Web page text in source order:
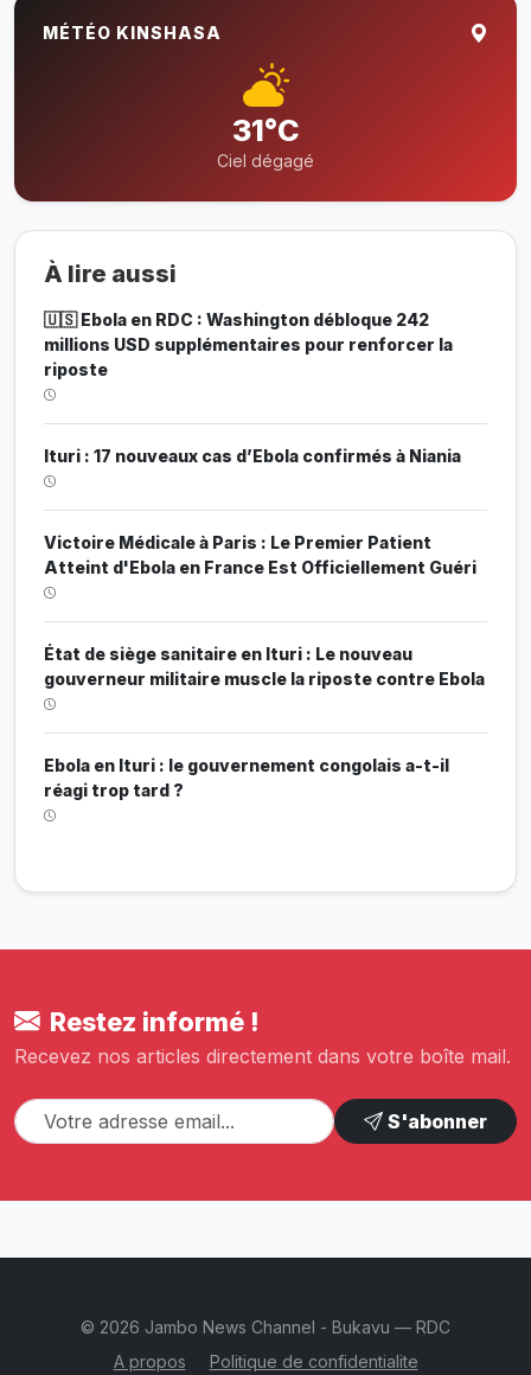
MÉTÉO KINSHASA
31°C
Ciel dégagé
À lire aussi
🇺🇸 Ebola en RDC : Washington débloque 242
millions USD supplémentaires pour renforcer la
riposte
Ituri : 17 nouveaux cas d’Ebola confirmés à Niania
Victoire Médicale à Paris : Le Premier Patient
Atteint d'Ebola en France Est Officiellement Guéri
État de siège sanitaire en Ituri : Le nouveau
gouverneur militaire muscle la riposte contre Ebola
Ebola en Ituri : le gouvernement congolais a-t-il
réagi trop tard ?
Restez informé !
Recevez nos articles directement dans votre boîte mail.
S'abonner
© 2026 Jambo News Channel - Bukavu — RDC
A propos
Politique de confidentialite